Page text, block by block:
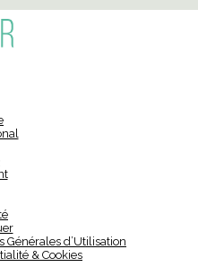
Générales d’Utilisation
& Cookies